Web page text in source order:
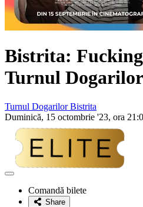
Bistrita:
Turnul Dogarilor
Turnul Dogarilor Bistrita
Duminică, 15 octombrie '23, ora
Adaugă
favoriteComandă bilete
Share